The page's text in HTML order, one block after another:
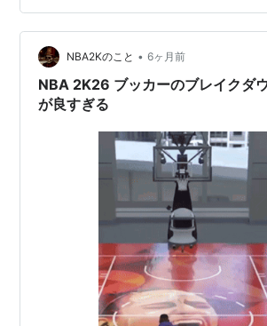
それだけ本気でやってるでしょうけど。
グキックの練習かな。 ※コーナーキッ
NBA2Kのこと • 6ヶ月前
NBA 2K26 ブッカーのブレイクダ
が良すぎる